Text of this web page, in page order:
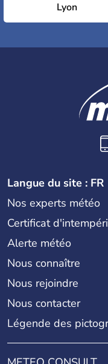
Lyon
Langue du site : FR
Nos experts météo
Certificat
Alerte météo
Nous connaître
Nous rejoindre
Nous contacter
Légende des